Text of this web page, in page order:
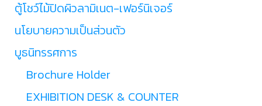
ตู้โชว์ไม้ปิดผิวลามิเนต-เฟอร์นิเจอร์
นโยบายความเป็นส่วนตัว
บูธนิทรรศการ
Brochure Holder
EXHIBITION DESK & COUNTER